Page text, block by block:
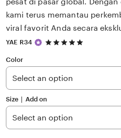
kami terus memantau
viral favorit Anda secara
YAE R34
5
5
stars
Color
Size ∣ Add on